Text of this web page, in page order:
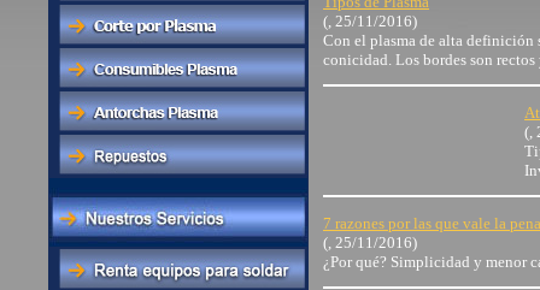
(, 25/11/2016)
Con el plasma de alta definición
conicidad. Los bordes son rectos
(,
7 razones por las que vale la
(, 25/11/2016)
¿Por qué? Simplicidad y menor